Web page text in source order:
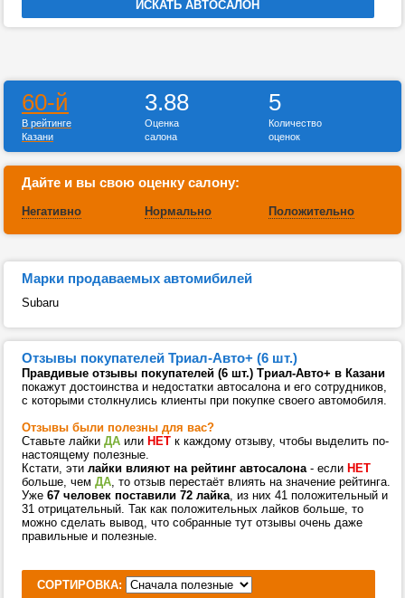
60-й
В рейтинге
Казани
3.88
Оценка
салона
5
Количество
оценок
Дайте и вы свою оценку салону:
Негативно Нормально Положительно
Марки продаваемых автомибилей
Subaru
Отзывы покупателей Триал-Авто+ (6 шт.)
Правдивые отзывы покупателей (6 шт.) Триал-Авто+ в Казани
покажут достоинства и недостатки автосалона и его сотрудников,
с которыми столкнулись клиенты при покупке своего автомобиля.
Отзывы были полезны для вас?
Ставьте лайки ДА или НЕТ к каждому отзыву, чтобы выделить по-
настоящему полезные.
Кстати, эти лайки влияют на рейтинг автосалона- если НЕТ
больше, чем ДА, то отзыв перестаёт влиять на значение рейтинга.
Уже 67 человек поставили 72 лайка, из них 41 положительный и
31 отрицательный. Так как положительных лайков больше, то
можно сделать вывод, что собранные тут отзывы очень даже
правильные и полезные.
СОРТИРОВКА: